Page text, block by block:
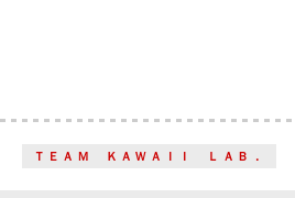
ＴＥＡＭ ＫＡＷＡＩＩ ＬＡＢ．